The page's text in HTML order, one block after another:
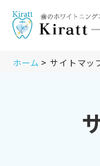
ホーム サイトマッ